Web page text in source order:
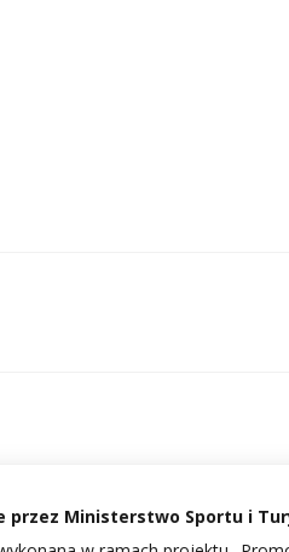
przez Ministerstwo Sportu i